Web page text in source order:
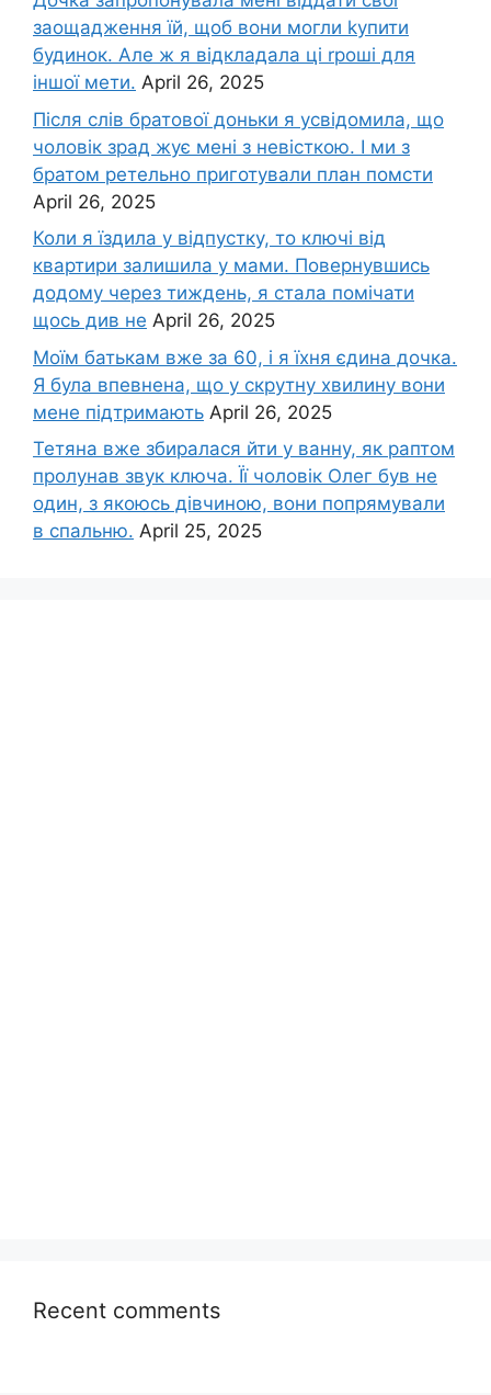
заощадження їй, щоб вони могли kупити
будинок. Але ж я відкладала ці rроші для
іншої мети. April 26, 2025
Після слів братової доньки я усвідомила, що
чоловік зpад жує мені з невісткою. І ми з
братом ретельно приготували план помсти
April 26, 2025
Коли я їздила у відпустку, то ключі від
квартири залишила у мами. Повернувшись
додому через тиждень, я стала помічати
щось див не April 26, 2025
Моїм батькам вже за 60, і я їхня єдина дочка.
Я була впевнена, що у скрутну хвилину вони
мене підтримають April 26, 2025
Тетяна вже збиралася йти у ванну, як раптом
пролунав звук ключа. Її чоловік Олег був не
один, з якоюсь дівчиною, вони попрямували
в спальню. April 25, 2025
Recent comments